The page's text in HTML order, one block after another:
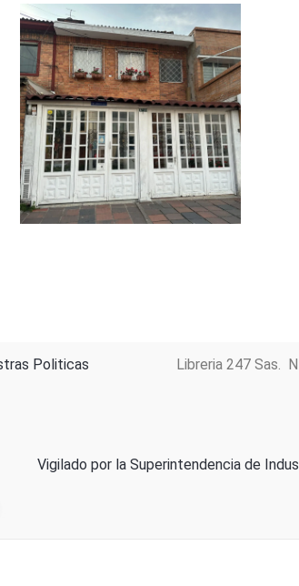
Politicas Libreria 247 Sas.
Vigilado por la Superintendencia de